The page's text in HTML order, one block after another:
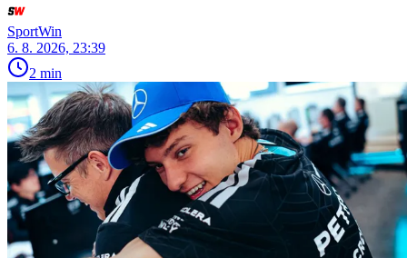
SportWin
6. 8. 2026, 23:39
2 min